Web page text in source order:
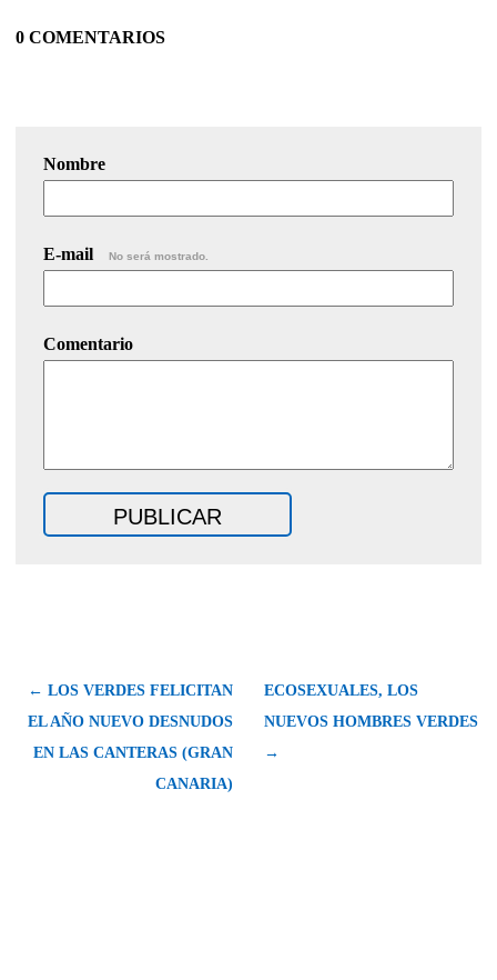
0 COMENTARIOS
Nombre
E-mail No será mostrado.
Comentario
← LOS VERDES FELICITAN
EL AÑO NUEVO DESNUDOS
EN LAS CANTERAS (GRAN
CANARIA)
ECOSEXUALES, LOS
NUEVOS HOMBRES VERDES
→